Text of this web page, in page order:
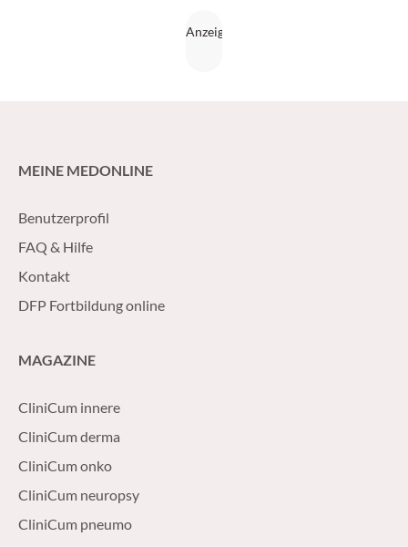
MEINE MEDONLINE
Benutzerprofil
FAQ & Hilfe
Kontakt
DFP Fortbildung online
MAGAZINE
CliniCum innere
CliniCum derma
CliniCum onko
CliniCum neuropsy
CliniCum pneumo